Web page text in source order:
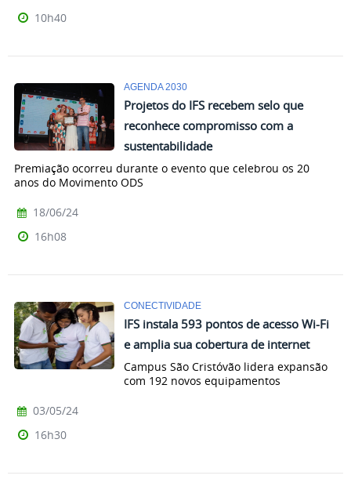
10h40
AGENDA 2030
Projetos do IFS recebem selo que
reconhece compromisso com a
sustentabilidade
Premiação ocorreu durante o evento que celebrou os 20
anos do Movimento ODS
18/06/24
16h08
CONECTIVIDADE
IFS instala 593 pontos de acesso Wi-Fi
e amplia sua cobertura de internet
Campus São Cristóvão lidera expansão
com 192 novos equipamentos
03/05/24
16h30